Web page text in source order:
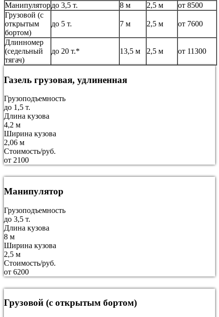
Манипулятордо 3,5 т. 8 м 2,5 м
от 8500
Грузовой (с
открытым
бортом)
до 5 т. 7 м 2,5 м от 7600
Длинномер
(седельный
тягач)
до 20 т.* 13,5 м 2,5 м от 11300
Газель грузовая, удлиненная
Грузоподъемность
до 1,5 т.
Длина кузова
4,2 м
Ширина кузова
2,06 м
Стоимость/руб.
от 2100
Манипулятор
Грузоподъемность
до 3,5 т.
Длина кузова
8 м
Ширина кузова
2,5 м
Стоимость/руб.
от 6200
Грузовой (с открытым бортом)